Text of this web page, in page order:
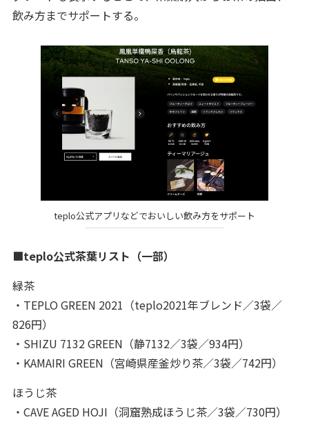
飲み方までサポートする。
teplo公式アプリなどでおいしい飲み方をサポート
■teplo公式茶葉リスト（一部）
緑茶
・TEPLO GREEN 2021（teplo2021年ブレンド／3袋／
826円）
・SHIZU 7132 GREEN（静7132／3袋／934円）
・KAMAIRI GREEN（宮崎県産釜炒り茶／3袋／742円）
ほうじ茶
・CAVE AGED HOJI（洞窟熟成ほうじ茶／3袋／730円）